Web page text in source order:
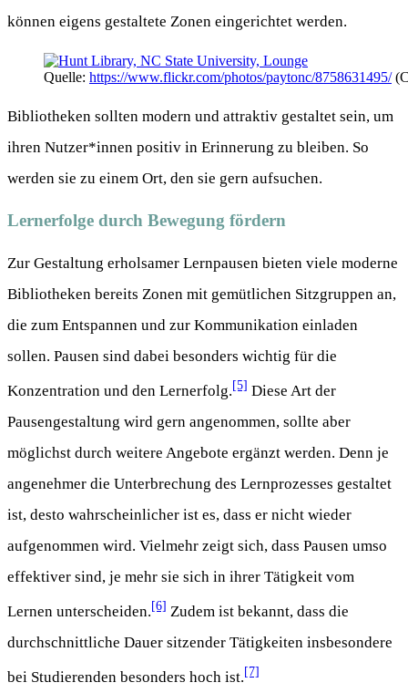
können eigens gestaltete Zonen eingerichtet werden.
Quelle: https://www.flickr.com/photos/paytonc/8758631495/
Bibliotheken sollten modern und attraktiv gestaltet sein, um
ihren Nutzer*innen positiv in Erinnerung zu bleiben. So
werden sie zu einem Ort, den sie gern aufsuchen.
Lernerfolge durch Bewegung fördern
Zur Gestaltung erholsamer Lernpausen bieten viele moderne
Bibliotheken bereits Zonen mit gemütlichen Sitzgruppen an,
die zum Entspannen und zur Kommunikation einladen
sollen. Pausen sind dabei besonders wichtig für die
Konzentration und den Lernerfolg.[5] Diese Art der
Pausengestaltung wird gern angenommen, sollte aber
möglichst durch weitere Angebote ergänzt werden. Denn je
angenehmer die Unterbrechung des Lernprozesses gestaltet
ist, desto wahrscheinlicher ist es, dass er nicht wieder
aufgenommen wird. Vielmehr zeigt sich, dass Pausen umso
effektiver sind, je mehr sie sich in ihrer Tätigkeit vom
Lernen unterscheiden.[6] Zudem ist bekannt, dass die
durchschnittliche Dauer sitzender Tätigkeiten insbesondere
bei Studierenden besonders hoch ist.[7]